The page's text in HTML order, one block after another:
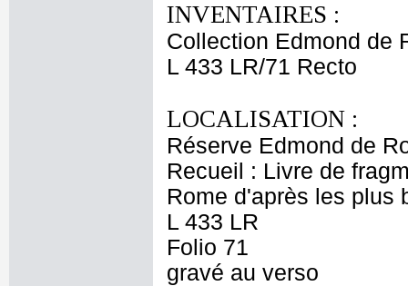
INVENTAIRES :
Collection Edmond de
L 433 LR/71 Recto
LOCALISATION :
Réserve Edmond de
Recueil : Livre de
Rome d'après les plus
L 433 LR
Folio 71
gravé au verso